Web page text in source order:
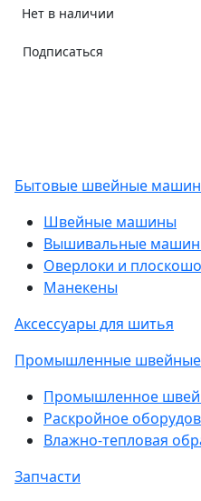
Нет в наличии
Подписаться
Бытовые швейные
Швейные машины
Вышивальные
Оверлоки и
Манекены
Аксессуары для шитья
Промышленные
Промышленное
Раскройное
Влажно-тепловая
Запчасти